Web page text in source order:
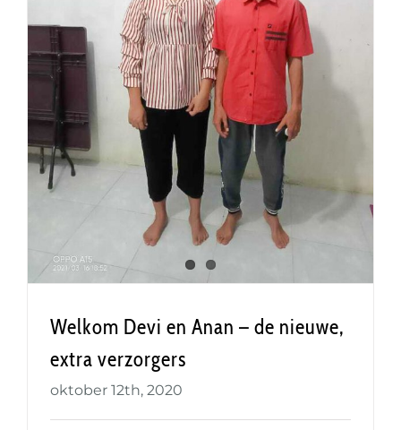
Welkom Devi en Anan – de nieuwe,
extra verzorgers
Welkom Devi en Anan – de nieuwe,
extra verzorgers
oktober 12th, 2020